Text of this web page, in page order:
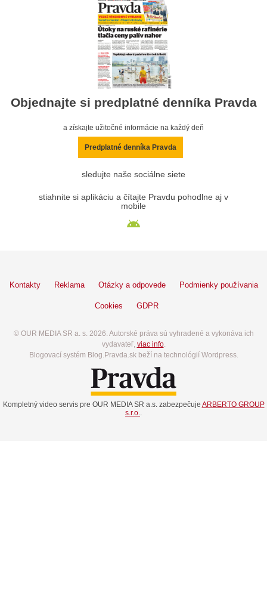
Objednajte si predplatné denníka Pravda
a získajte užitočné informácie na každý deň
Predplatné denníka Pravda
sledujte naše sociálne siete
stiahnite si aplikáciu a čítajte Pravdu pohodlne aj v
mobile
Kontakty Reklama Otázky a odpovede Podmienky používania
Cookies GDPR
© OUR MEDIA SR a. s. 2026. Autorské práva sú vyhradené a vykonáva ich
vydavateľ, viac info.
Blogovací systém Blog.Pravda.sk beží na technológií Wordpress.
Kompletný video servis pre OUR MEDIA SR a.s. zabezpečuje ARBERTO GROUP
s.r.o..